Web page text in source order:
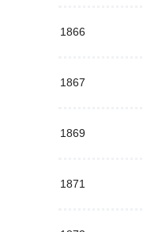
1866
1867
1869
1871